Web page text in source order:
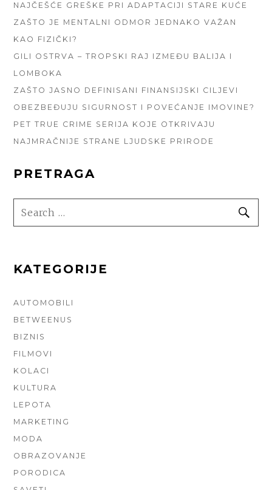
NAJČEŠĆE GREŠKE PRI ADAPTACIJI STARE KUĆE
ZAŠTO JE MENTALNI ODMOR JEDNAKO VAŽAN
KAO FIZIČKI?
GILI OSTRVA – TROPSKI RAJ IZMEĐU BALIJA I
LOMBOKA
ZAŠTO JASNO DEFINISANI FINANSIJSKI CILJEVI
OBEZBEĐUJU SIGURNOST I POVEĆANJE IMOVINE?
PET TRUE CRIME SERIJA KOJE OTKRIVAJU
NAJMRAČNIJE STRANE LJUDSKE PRIRODE
PRETRAGA
SEARCH
FOR:
KATEGORIJE
AUTOMOBILI
BETWEENUS
BIZNIS
FILMOVI
KOLACI
KULTURA
LEPOTA
MARKETING
MODA
OBRAZOVANJE
PORODICA